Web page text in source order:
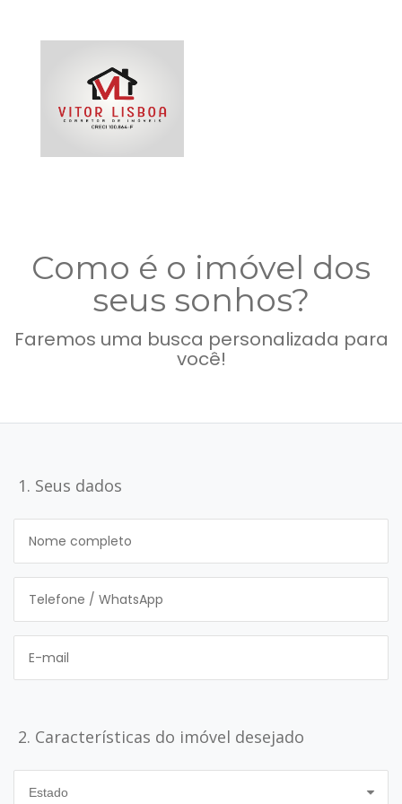
Como é o imóvel dos
seus sonhos?
Faremos uma busca personalizada para
você!
1. Seus dados
2. Características do imóvel desejado